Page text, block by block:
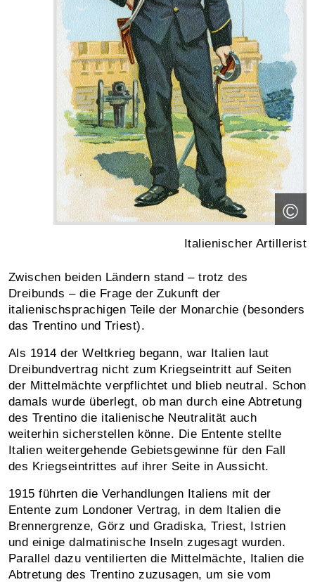
©
Italienischer Artillerist
Zwischen beiden Ländern stand – trotz des
Dreibunds – die Frage der Zukunft der
italienischsprachigen Teile der Monarchie (besonders
das Trentino und Triest).
Als 1914 der Weltkrieg begann, war Italien laut
Dreibundvertrag nicht zum Kriegseintritt auf Seiten
der Mittelmächte verpflichtet und blieb neutral. Schon
damals wurde überlegt, ob man durch eine Abtretung
des Trentino die italienische Neutralität auch
weiterhin sicherstellen könne. Die Entente stellte
Italien weitergehende Gebietsgewinne für den Fall
des Kriegseintrittes auf ihrer Seite in Aussicht.
1915 führten die Verhandlungen Italiens mit der
Entente zum Londoner Vertrag, in dem Italien die
Brennergrenze, Görz und Gradiska, Triest, Istrien
und einige dalmatinische Inseln zugesagt wurden.
Parallel dazu ventilierten die Mittelmächte, Italien die
Abtretung des Trentino zuzusagen, um sie vom